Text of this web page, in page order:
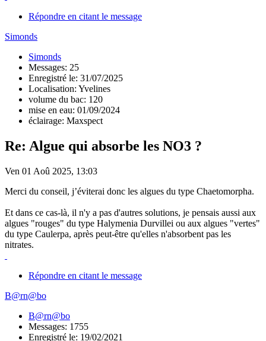
Répondre en citant le message
Simonds
Simonds
Messages: 25
Enregistré le: 31/07/2025
Localisation: Yvelines
volume du bac: 120
mise en eau: 01/09/2024
éclairage: Maxspect
Re: Algue qui absorbe les NO3 ?
Ven 01 Aoû 2025, 13:03
Merci du conseil, j’éviterai donc les algues du type Chaetomorpha.
Et dans ce cas-là, il n'y a pas d'autres solutions, je pensais aussi aux
algues "rouges" du type Halymenia Durvillei ou aux algues "vertes"
du type Caulerpa, après peut-être qu'elles n'absorbent pas les
nitrates.
Répondre en citant le message
B@rn@bo
B@rn@bo
Messages: 1755
Enregistré le: 19/02/2021